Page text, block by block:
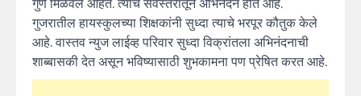
गुजरातील हायस्कुलच्या शिक्षकांनी सुध्दा त्याचे भरपूर कौतुक केले
आहे. वास्तव न्युज लाईव्ह परिवार सुध्दा विक्रांतला अभिनंदनाची
शाब्बासकी देत असून भविष्यासाठी शुभकामना पण प्रेषित करत आहे.